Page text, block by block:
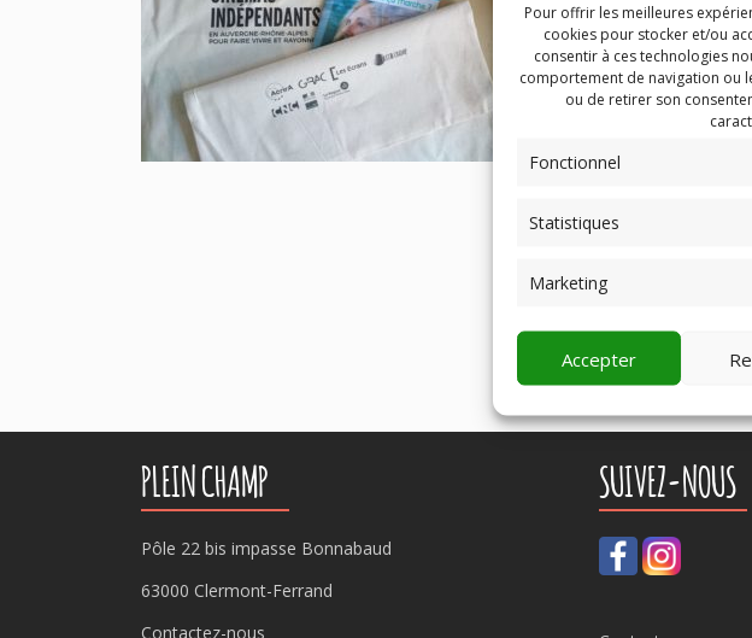
Pour offrir les meilleures
cookies pour stocker et/ou
consentir à ces technologies
comportement de navigation ou
ou de retirer son
Fonctionnel
Statistiques
Marketing
Accepter
PLEIN CHAMP
Pôle 22 bis impasse Bonnabaud
63000 Clermont-Ferrand
Contactez-nous
SUIVEZ-NOUS